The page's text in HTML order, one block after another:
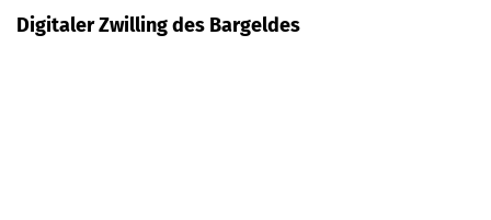
Digitaler Zwilling des Bargeldes